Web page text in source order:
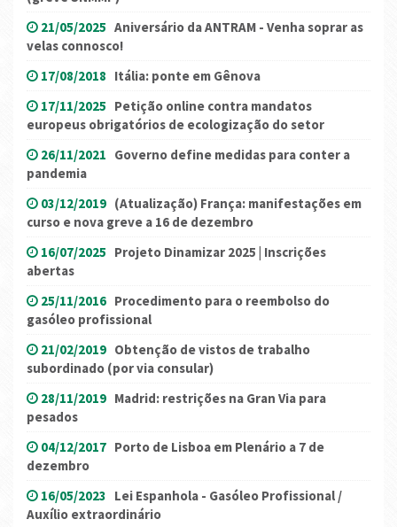
21/05/2025 Aniversário da ANTRAM - Venha soprar as
velas connosco!
17/08/2018 Itália: ponte em Gênova
17/11/2025 Petição online contra mandatos
europeus obrigatórios de ecologização do setor
26/11/2021 Governo define medidas para conter a
pandemia
03/12/2019 (Atualização) França: manifestações em
curso e nova greve a 16 de dezembro
16/07/2025 Projeto Dinamizar 2025 | Inscrições
abertas
25/11/2016 Procedimento para o reembolso do
gasóleo profissional
21/02/2019 Obtenção de vistos de trabalho
subordinado (por via consular)
28/11/2019 Madrid: restrições na Gran Via para
pesados
04/12/2017 Porto de Lisboa em Plenário a 7 de
dezembro
16/05/2023 Lei Espanhola - Gasóleo Profissional /
Auxílio extraordinário